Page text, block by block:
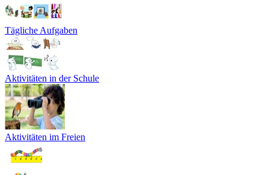
Tägliche Aufgaben
Aktivitäten in der Schule
Aktivitäten im Freien